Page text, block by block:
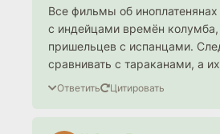
Все фильмы об
с индейцами времён
пришельцев с испанцами.
сравнивать с тараканами, а
Ответить Цитировать